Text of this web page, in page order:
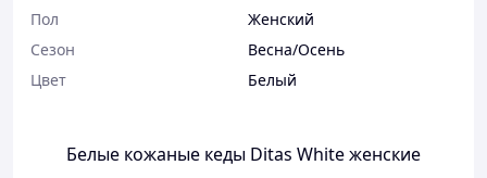
Пол
Женский
Сезон
Весна/Осень
Цвет
Белый
Белые кожаные кеды Ditas White женские